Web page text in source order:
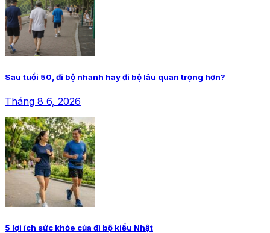
Sau tuổi 50, đi bộ nhanh hay đi bộ lâu quan trọng hơn?
Tháng 8 6, 2026
5 lợi ích sức khỏe của đi bộ kiểu Nhật